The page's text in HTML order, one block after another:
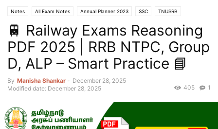
Notes All Exam Notes Annual Planner 2023 SSC TNUSRB
🚆 Railway Exams Reasoning
PDF 2025 | RRB NTPC, Group
D, ALP – Smart Practice 📘
By Manisha Shankar - December 28, 2025
Modified date: December 28, 2025
1
405